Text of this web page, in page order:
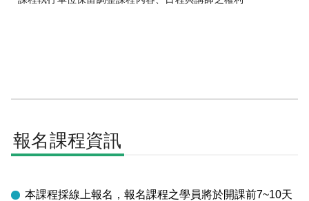
報名課程資訊
本課程採線上報名，報名課程之學員將於開課前7~10天